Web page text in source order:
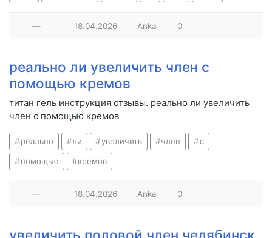
— 18.04.2026 Anka 0
реально ли увеличить член с
помощью кремов
титан гель инструкция отзывы. реально ли увеличить
член с помощью кремов
реально ли увеличить член с
помощью кремов
— 18.04.2026 Anka 0